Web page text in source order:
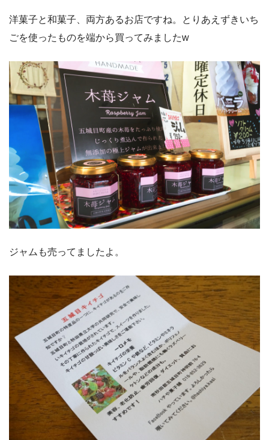
洋菓子と和菓子、両方あるお店ですね。とりあえずきいち
ごを使ったものを端から買ってみましたw
ジャムも売ってましたよ。